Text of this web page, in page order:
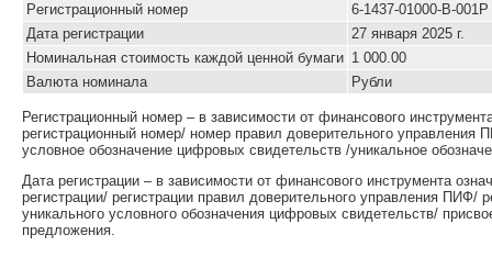
Pегистрационный номер
6-1437-01000-B-001P
Дата регистрации
27 января 2025 г.
Номинальная стоимость каждой ценной бумаги 1 000.00
Валюта номинала
Рубли
Регистрационный номер – в зависимости от финансового
регистрационный номер/ номер правил доверительного
условное обозначение цифровых свидетельств /уникальное
Дата регистрации – в зависимости от финансового инструмента
регистрации/ регистрации правил доверительного управления ПИФ/
уникального условного обозначения цифровых свидетельств/
предложения.